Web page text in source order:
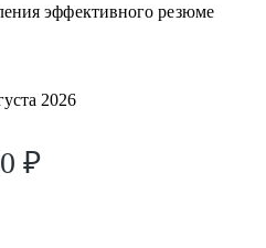
эффективного резюме
2026
₽